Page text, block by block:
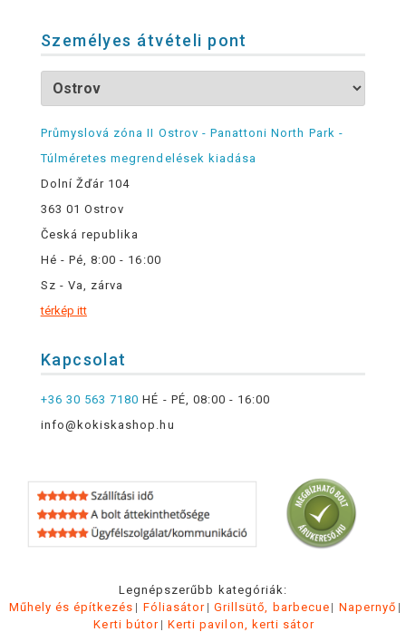
Személyes átvételi pont
Průmyslová zóna II Ostrov - Panattoni North Park -
Túlméretes megrendelések kiadása
Dolní Žďár 104
363 01 Ostrov
Česká republika
Hé - Pé, 8:00 - 16:00
Sz - Va, zárva
térkép itt
Kapcsolat
+36 30 563 7180 HÉ - PÉ, 08:00 - 16:00
info@kokiskashop.hu
Legnépszerűbb kategóriák:
Műhely és építkezés
Fóliasátor Grillsütő, barbecue
Napernyő
Kerti bútor
Kerti pavilon, kerti sátor